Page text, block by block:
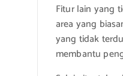
Fitur lain yang
area yang
yang tidak
membantu